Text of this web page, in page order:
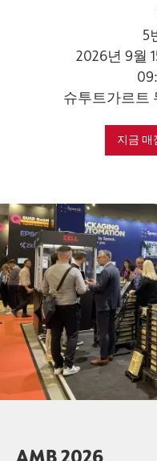
5
2026년 9월
슈투트가르트
지금 매